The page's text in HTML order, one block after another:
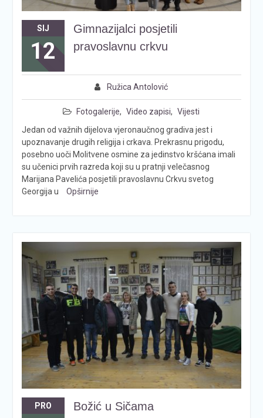
SIJ
12
Gimnazijalci posjetili
pravoslavnu crkvu
Ružica Antolović
Fotogalerije, Video zapisi, Vijesti
Jedan od važnih dijelova vjeronaučnog gradiva jest i
upoznavanje drugih religija i crkava. Prekrasnu prigodu,
posebno uoči Molitvene osmine za jedinstvo kršćana imali
su učenici prvih razreda koji su u pratnji velečasnog
Marijana Pavelića posjetili pravoslavnu Crkvu svetog
Georgija u
Opširnije
PRO Božić u Sičama